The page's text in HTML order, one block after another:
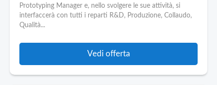
Prototyping Manager e, nello svolgere le sue attività, si
interfaccerà con tutti i reparti R&D, Produzione, Collaudo,
Qualità...
Vedi offerta